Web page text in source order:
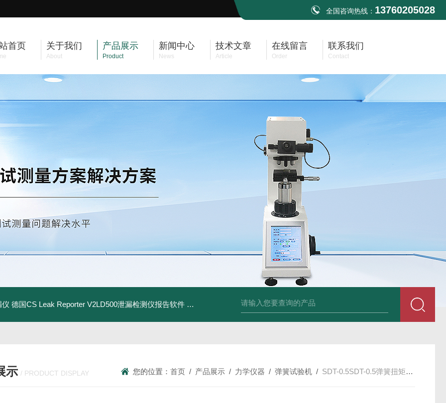
全国咨询热线： 13760205028
首页 关于我们
About
产品展示
Product
新闻中心
News
技术文章
Article
在线留言
Order
联系我们
Contact
仪 德国CS Leak Reporter V2LD500泄漏检测仪报告软件 UltraCam LD500德国CS公司声学泄漏摄像机检测仪 德国美翠Metrel MI2088
示 / PRODUCT DISPLAY 您的位置：首页 / 产品展示 / 力学仪器 /弹簧试验机 / SDT-0.5SDT-0.5弹簧扭矩试验机